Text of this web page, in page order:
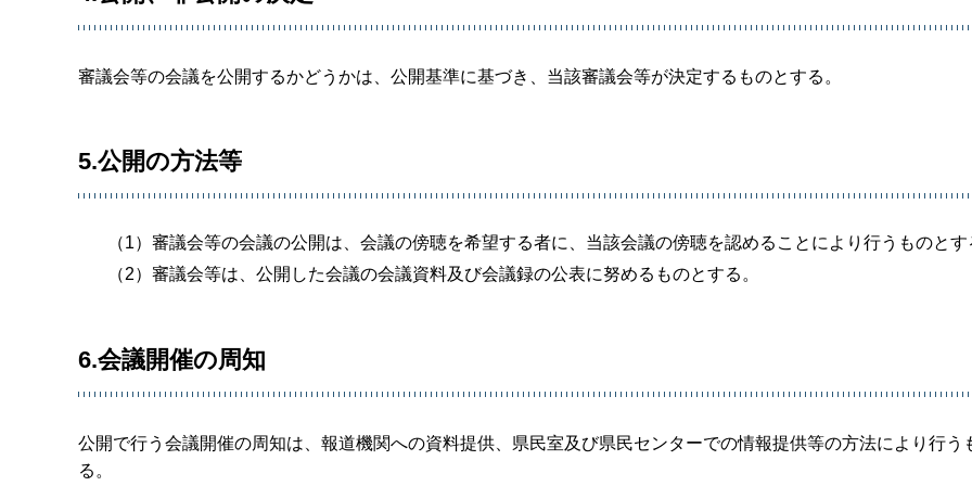
審議会等の会議を公開するかどうかは、公開基準に基づき、当該審議会等が決定するものとする。
5.公開の方法等
（1）審議会等の会議の公開は、会議の傍聴を希望する者に、当該会議の傍聴を認めることにより行うものとす
（2）審議会等は、公開した会議の会議資料及び会議録の公表に努めるものとする。
6.会議開催の周知
公開で行う会議開催の周知は、報道機関への資料提供、県民室及び県民センターでの情報提供等の方法により行う
る。